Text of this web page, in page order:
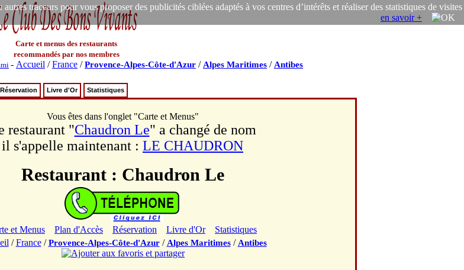
traceurs pour vous proposer des publicités ciblées adaptés à vos centres d’intérêts et réaliser des statistiques de visites
en savoir +
Carte et menus des restaurants
recommandés par nos membres
- Accueil /France /Provence-Alpes-Côte-d'Azur / Alpes Maritimes / Antibes
Réservation Livre d'Or Statistiques
Vous êtes dans l'onglet "Carte et Menus"
restaurant "Chaudron Le" a changé de nom
il s'appelle maintenant : LE CHAUDRON
Restaurant : Chaudron Le
et Menus Plan d'Accès Réservation Livre d'Or
Statistiques
/France/Provence-Alpes-Côte-d'Azur/ Alpes Maritimes/ Antibes